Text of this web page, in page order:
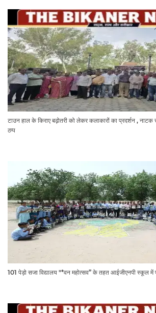
टाउन हाल के किराए बढ़ोतरी को लेकर कलाकारों का प्रदर्शन , नाटक
ठप्प
101 पेड़ो सजा विद्यालय "*वन महोत्सव” के तहत आईजीएनपी स्कूल में